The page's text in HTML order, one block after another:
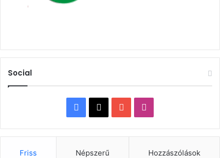
Social
Facebook
X YouTube
Friss Népszerű Hozzászólások